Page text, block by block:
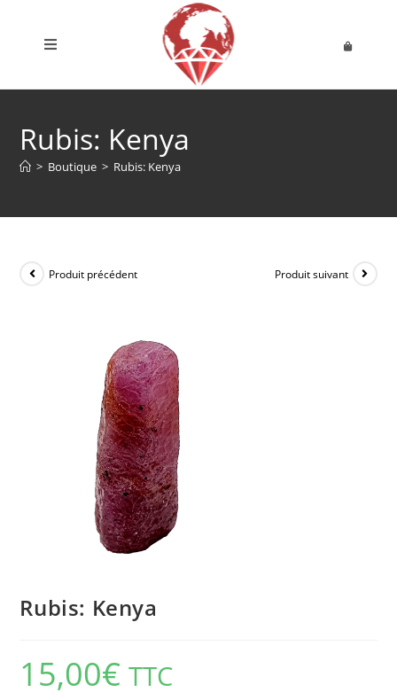
Rubis: Kenya
> Boutique > Rubis: Kenya
Produit précédent Produit suivant
Rubis: Kenya
15,00€ TTC